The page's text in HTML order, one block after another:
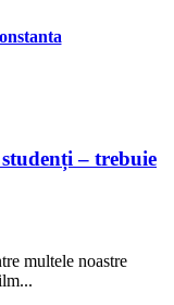
– trebuie
multele noastre